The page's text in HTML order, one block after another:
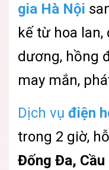
gia Hà Nội
kế từ hoa
dương, hồng
may mắn,
Dịch vụ điện
trong 2 giờ,
Đống Đa, Cầu